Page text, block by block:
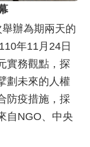
辦為期兩天的
年11月24日
實務觀點，探
劃未來的人權
防疫措施，採
自NGO、中央